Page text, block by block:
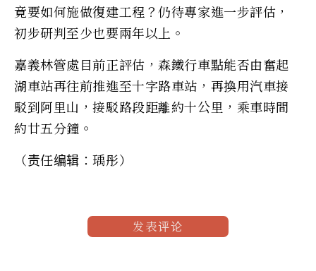
竟要如何施做復建工程？仍待專家進一步評估，
初步研判至少也要兩年以上。
嘉義林管處目前正評估，森鐵行車點能否由奮起
湖車站再往前推進至十字路車站，再換用汽車接
駁到阿里山，接駁路段距離約十公里，乘車時間
約廿五分鐘。
（责任编辑：瑀彤）
发表评论